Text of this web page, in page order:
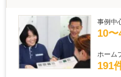
事例中
10〜
ホーム
191